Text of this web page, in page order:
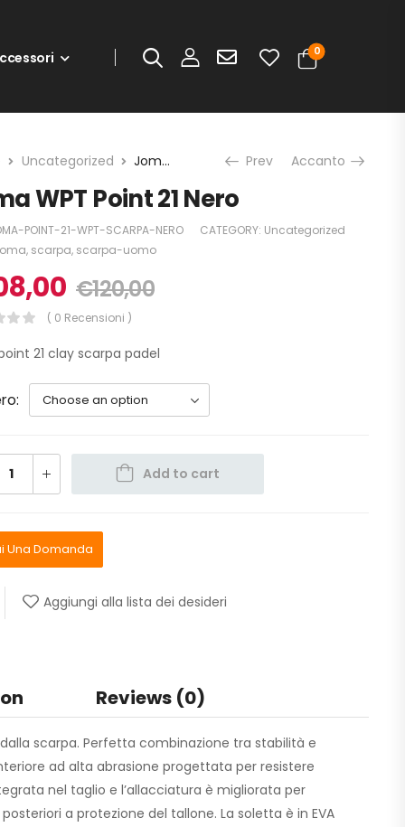
0
Uncategorized Joma WPT Point 21 Nero Prev Accanto
WPT Point 21 Nero
POINT-21-WPT-SCARPA-NERO CATEGORY: Uncategorized
, scarpa, scarpa-uomo
€120,00
( 0 Recensioni )
21 clay scarpa padel
Add to cart
Una Domanda
Aggiungi alla lista dei desideri
Reviews (0)
scarpa. Perfetta combinazione tra stabilità e
ad alta abrasione progettata per resistere
nel taglio e l’allacciatura è migliorata per
a protezione del tallone. La soletta è in EVA